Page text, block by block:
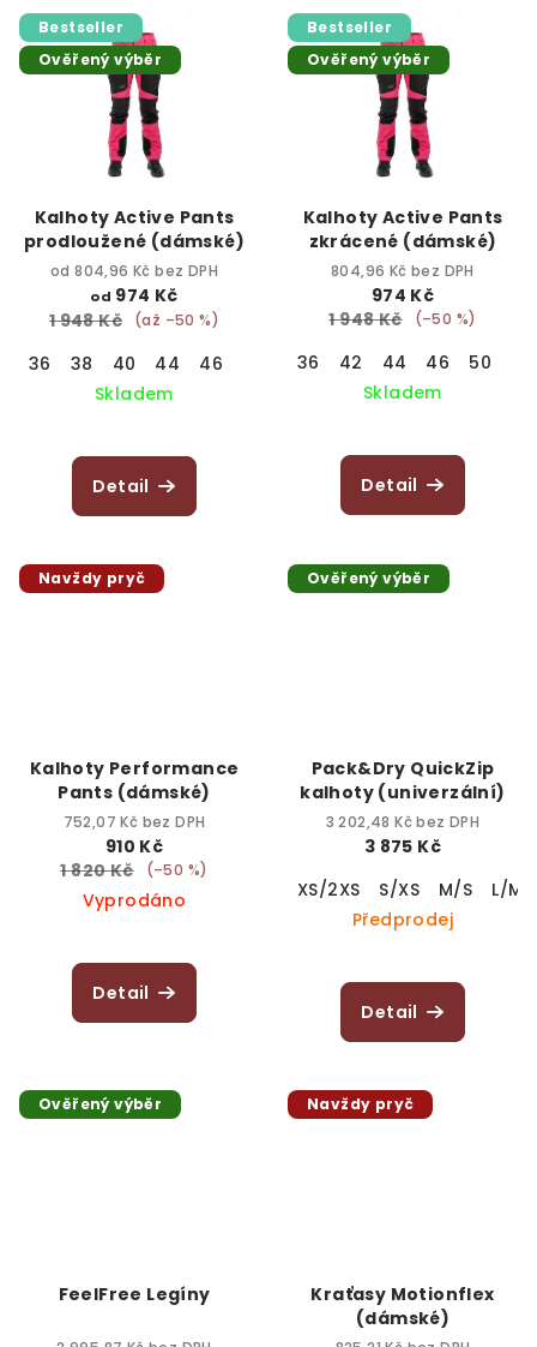
5
hvězdiček.
Bestseller
Ověřený výběr
Kalhoty Active Pants
prodloužené (dámské)
od 804,96 Kč bez DPH
od 974 Kč
1 948 Kč
(až –50 %)
36 38 40 44
46
Skladem
Detail
Bestseller
Ověřený výběr
Kalhoty Active Pants
zkrácené (dámské)
804,96 Kč bez DPH
974 Kč
1 948 Kč
(–50 %)
36 42 44 46
50
Skladem
Detail
Navždy pryč
Kalhoty Performance
Pants (dámské)
752,07 Kč bez DPH
910 Kč
1 820 Kč
(–50 %)
Vyprodáno
Detail
Ověřený výběr
Pack&Dry QuickZip
kalhoty (univerzální)
3 202,48 Kč bez DPH
3 875 Kč
XS/2XS
S/XS M/S
L/M
Předprodej
Detail
Ověřený výběr
FeelFree Legíny
Navždy pryč
Kraťasy Motionflex
(dámské)